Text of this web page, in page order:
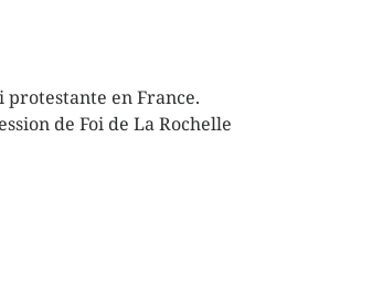
protestante en France.
de Foi de La Rochelle